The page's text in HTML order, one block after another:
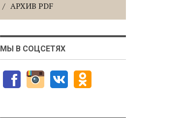
АРХИВ PDF
МЫ В СОЦСЕТЯХ